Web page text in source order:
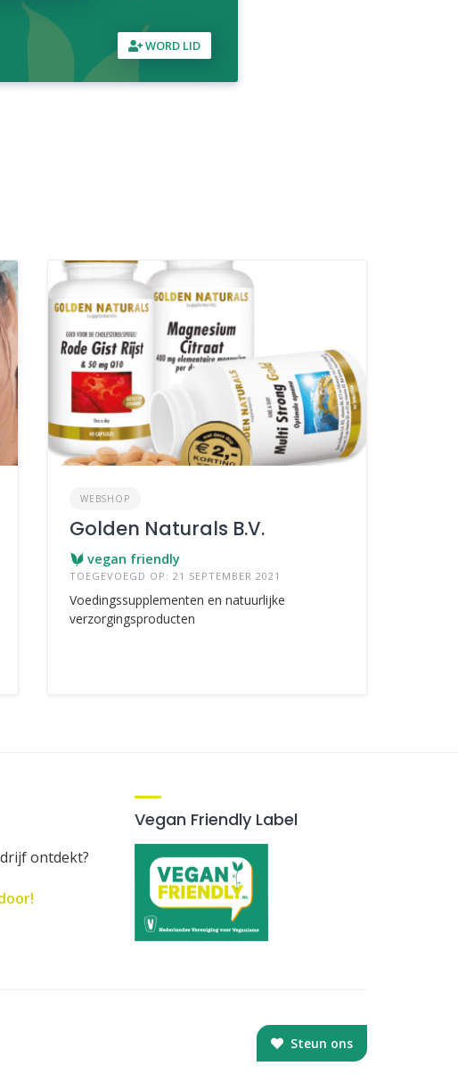
WORD LID
WEBSHOP
Golden Naturals B.V.
vegan friendly
TOEGEVOEGD OP: 21 SEPTEMBER 2021
Voedingssupplementen en natuurlijke
verzorgingsproducten
ontdekt?
Vegan Friendly Label
Steun ons